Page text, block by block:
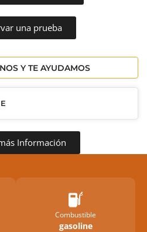
una prueba
Y TE AYUDAMOS
Información
Combustible
gasoline